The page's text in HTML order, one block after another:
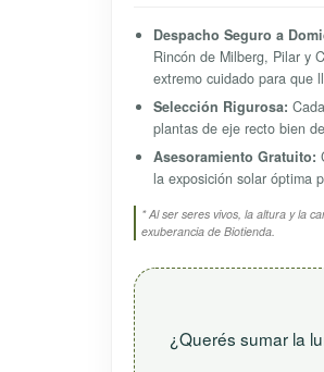
Despacho Seguro a
Rincón de Milberg, Pilar y
extremo cuidado para que
Selección Rigurosa:
plantas de eje recto bien
Asesoramiento Gratuito:
la exposición solar óptima
* Al ser seres vivos, la altura y la
exuberancia de Biotienda.
¿Querés sumar la